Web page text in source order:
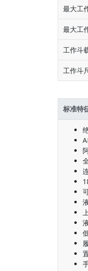
最大工
最大工
工作斗
工作斗
标准特